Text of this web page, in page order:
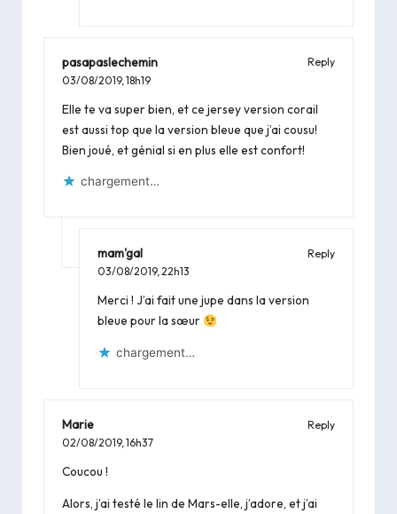
pasapaslechemin
Reply
03/08/2019, 18h19
Elle te va super bien, et ce jersey version corail
est aussi top que la version bleue que j’ai cousu!
Bien joué, et génial si en plus elle est confort!
chargement…
mam'gal
Reply
03/08/2019,22h13
Merci ! J’ai fait une jupe dans la version
bleue pour la sœur
chargement…
Marie
Reply
02/08/2019,16h37
Coucou !
Alors, j’ai testé le lin de Mars-elle, j’adore, et j’ai